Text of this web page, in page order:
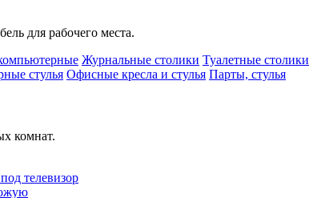
для рабочего места.
Журнальные столики Туалетные столики
стулья Офисные кресла и стулья Парты, стулья
комнат.
телевизор